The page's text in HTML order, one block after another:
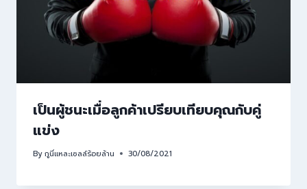
เป็นผู้ชนะเมื่อลูกค้าเปรียบเทียบคุณกับคู่
แข่ง
Byกูนี่แหละเซลล์ร้อยล้าน 30/08/2021